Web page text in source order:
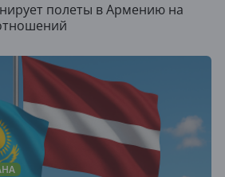
полеты в Армению на